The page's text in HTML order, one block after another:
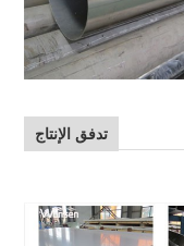
تدفق الإنتاج